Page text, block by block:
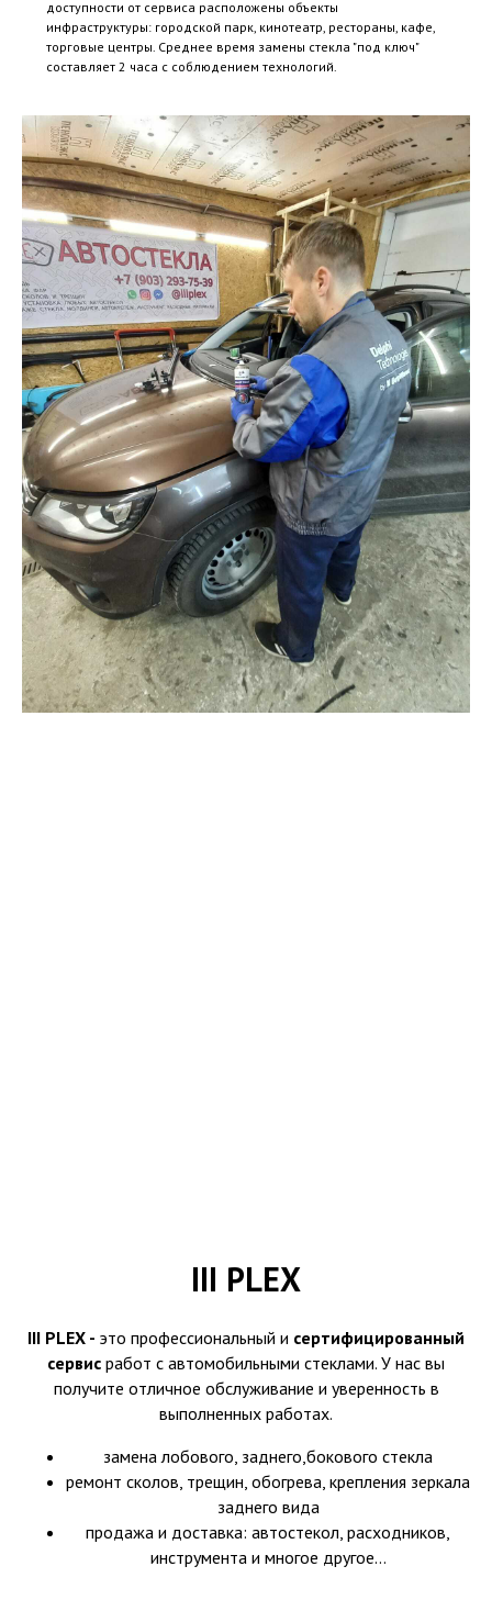
доступности от сервиса расположены объекты
инфраструктуры: городской парк, кинотеатр, рестораны, кафе,
торговые центры. Среднее время замены стекла "под ключ"
составляет 2 часа с соблюдением технологий.
III PLEX
III PLEX - это профессиональный и сертифицированный
сервис работ с автомобильными стеклами. У нас вы
получите отличное обслуживание и уверенность в
выполненных работах.
замена лобового, заднего,бокового стекла
ремонт сколов, трещин, обогрева, крепления зеркала
заднего вида
продажа и доставка: автостекол, расходников,
инструмента и многое другое...